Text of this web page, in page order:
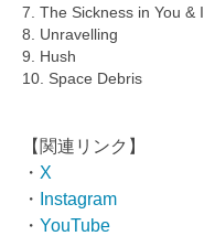
7. The Sickness in You & I
8. Unravelling
9. Hush
10. Space Debris
【関連リンク】
・ X
・
Instagram
・ YouTube